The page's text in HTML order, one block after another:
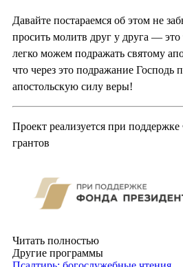
Давайте постараемся об этом не
просить молитв друг у друга —
легко можем подражать святому
что через это подражание Господь
апостольскую силу веры!
Проект реализуется при
грантов
Читать полностью
Другие программы